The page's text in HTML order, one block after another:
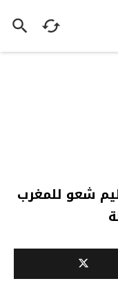
شعو للمغرب